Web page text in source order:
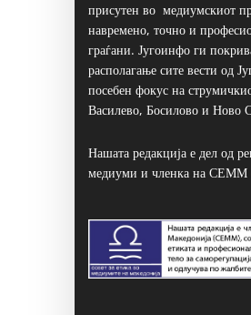
присутен во медиумскиот
навремено, точно и
граѓани. Југоинфо ги
располагање сите вести од
посебен фокус на
Василево, Босилово и Ново
Нашата редакција е дел од
медиуми и членка на СЕММ